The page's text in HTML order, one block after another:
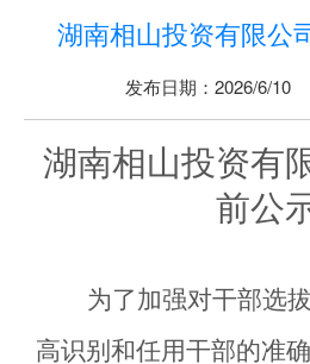
党群工作
人力资源
湖南相山投资有限公
发布日期：2026/6/10
湖南相山投资有
前公
为了加强对干部选
高识别和任用干部的准